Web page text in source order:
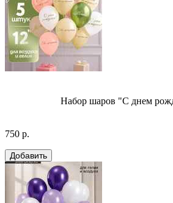
Набор шаров "С днем
750 р.